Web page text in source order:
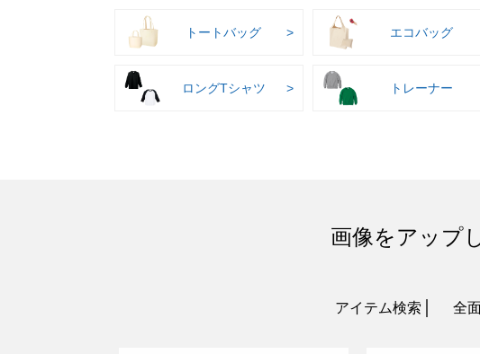
トートバッグ エコバッグ
ロングTシャツ トレーナー
画像をアップ
アイテム検索 全